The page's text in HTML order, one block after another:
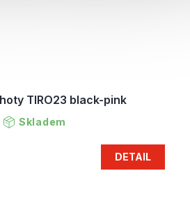
TIRO23 black-pink
Skladem
DETAIL